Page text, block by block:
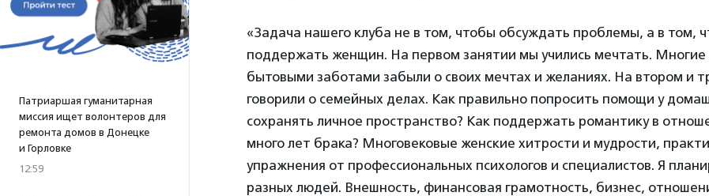
Патриаршая гуманитарная
миссия ищет волонтеров для
ремонта домов в Донецке
и Горловке
12:59
«Задача нашего клуба не в том, чтобы обсуждать проблемы, а в том,
поддержать женщин. На первом занятии мы учились мечтать.
бытовыми заботами забыли о своих мечтах и желаниях. На втором и
говорили о семейных делах. Как правильно попросить помощи у
сохранять личное пространство? Как поддержать романтику в
много лет брака? Многовековые женские хитрости и мудрости,
упражнения от профессиональных психологов и специалистов. Я
разных людей. Внешность, финансовая грамотность, бизнес,